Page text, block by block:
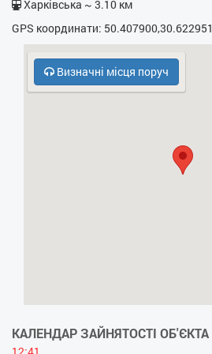
- Прасувальна дошка
- Фен
- Охорона, консьєрж
Харківська ~ 3.10 км
GPS координати: 50.407900,30.622951
Визначні місця поруч
КАЛЕНДАР ЗАЙНЯТОСТІ ОБ'ЄКТА